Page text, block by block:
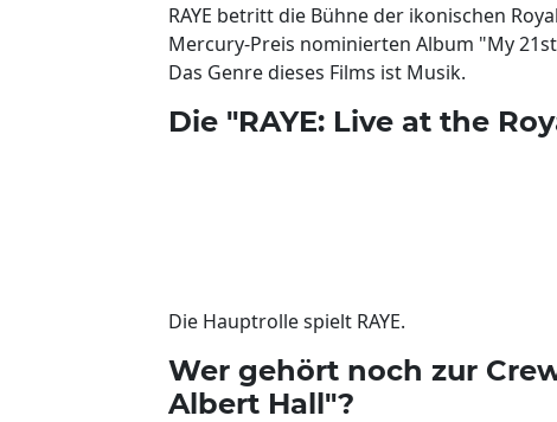
RAYE betritt die Bühne der ikonischen
Mercury-Preis nominierten Album "My
Das Genre dieses Films ist Musik.
Die "RAYE: Live at the
Die Hauptrolle spielt RAYE.
Wer gehört noch zur
Albert Hall"?